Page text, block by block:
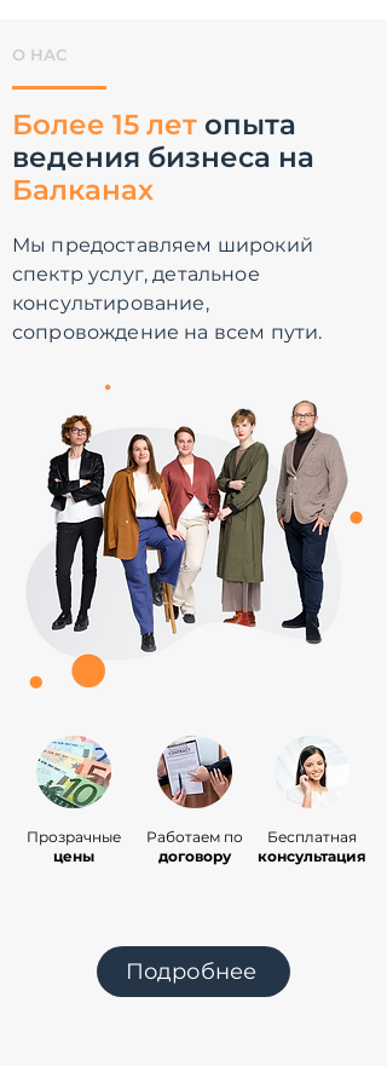
О НАС
Более 15 лет опыта
ведения бизнеса на
Балканах
Мы предоставляем широкий
спектр услуг, детальное
консультирование,
сопровождение на всем пути.
Прозрачные
цены
Работаем по
договору
Бесплатная
консультация
Подробнее